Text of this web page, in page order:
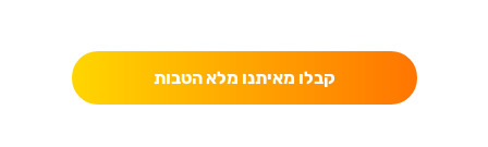
קבלו מאיתנו מלא הטבות